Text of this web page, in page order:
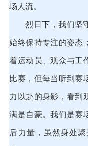
场人流。
烈日下，我们坚
始终保持专注的姿态
着运动员、观众与工
比赛，但每当听到赛
力以赴的身影，看到
满是自豪。我们是赛
后力量，虽然身处